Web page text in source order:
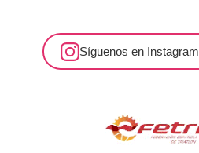
Síguenos en Instagram